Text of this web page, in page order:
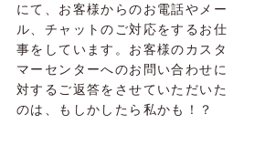
にて、お客様からのお電話やメー
ル、チャットのご対応をするお仕
事をしています。お客様のカスタ
マーセンターへのお問い合わせに
対するご返答をさせていただいた
のは、もしかしたら私かも！？